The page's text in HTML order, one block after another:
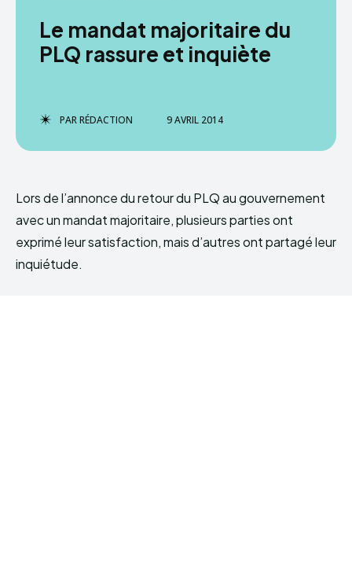
Le mandat majoritaire du
PLQ rassure et inquiète
PARRÉDACTION 9 AVRIL 2014
Lors de l’annonce du retour du PLQ au gouvernement
avec un mandat majoritaire, plusieurs parties ont
exprimé leur satisfaction, mais d’autres ont partagé leur
inquiétude.